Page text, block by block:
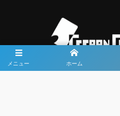
メニュー ホーム